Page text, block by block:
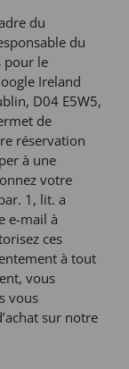
du
du
pour le
Ireland
D04 E5W5,
de
réservation
à une
votre
1, lit. a
e-mail à
ces
à tout
vous
vous
sur notre